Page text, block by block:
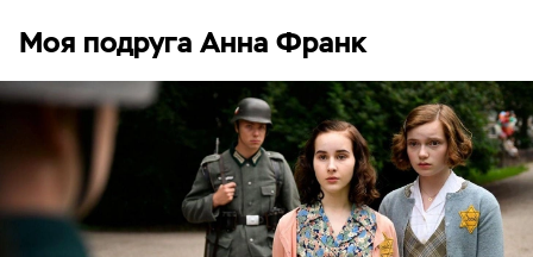
Моя подруга Анна Франк